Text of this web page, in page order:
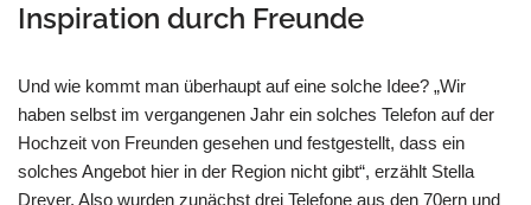
Inspiration durch Freunde
Und wie kommt man überhaupt auf eine solche Idee? „Wir
haben selbst im vergangenen Jahr ein solches Telefon auf der
Hochzeit von Freunden gesehen und festgestellt, dass ein
solches Angebot hier in der Region nicht gibt“, erzählt Stella
Dreyer. Also wurden zunächst drei Telefone aus den 70ern und